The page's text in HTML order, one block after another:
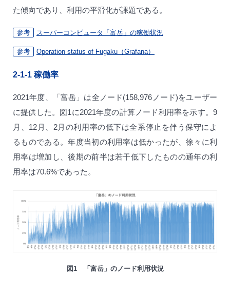
た傾向であり、利用の平滑化が課題である。
参考 スーパーコンピュータ「富岳」の稼働状況
参考 Operation status of Fugaku（Grafana）
2-1-1 稼働率
2021年度、「富岳」は全ノード(158,976ノード)をユーザー
に提供した。図1に2021年度の計算ノード利用率を示す。9
月、12月、2月の利用率の低下は全系停止を伴う保守によ
るものである。年度当初の利用率は低かったが、徐々に利
用率は増加し、後期の前半は若干低下したものの通年の利
用率は70.6%であった。
図1 「富岳」のノード利用状況